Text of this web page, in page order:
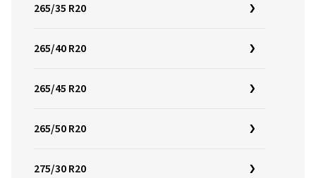
265/35 R20
265/40 R20
265/45 R20
265/50 R20
275/30 R20